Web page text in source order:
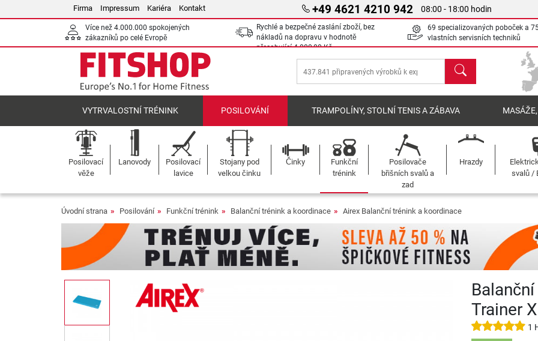
Firma Impressum Kariéra Kontakt +49 4621 4210 942 08:00 - 18:00 hodin
Více než 4.000.000 spokojených
zákazníků po celé Evropě
Rychlé a bezpečné zaslání zboží, bez
nákladů na dopravu v hodnotě
přesahující4 000,00 Kč
69 specializovaných poboček a
vlastních servisních techniků
Hledat
VYTRVALOSTNÍ TRÉNINK POSILOVÁNÍ TRAMPOLÍNY, STOLNÍ TENIS A ZÁBAVA
Posilovací
věže
Lanovody
Posilovací
lavice
Stojany pod
velkou činku
Činky
Funkční
trénink
Posilovače
břišních svalů a
zad
Hrazdy
svalů /
Úvodní strana Posilování Funkční trénink Balanční trénink a koordinace Airex Balanční trénink a koordinace
Trainer
1